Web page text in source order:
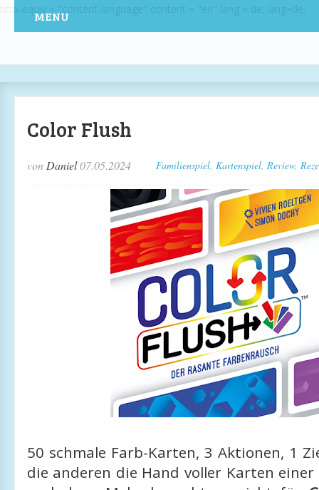
MENU
Color Flush
von Daniel 07.05.2024 Familienspiel, Kartenspiel, Review,
50 schmale Farb-Karten, 3 Aktionen, 1
die anderen die Hand voller Karten einer